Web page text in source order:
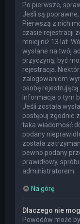
Po pierwsze,
Jeśli są
Pierwszą z nich
czasie rejestracji
mniej niż 13 lat.
wysłane na twój
przyczyną, być
rejestracja.
zalogowaniem
osobę
Informacja o tym
Jeśli została
postępuj zgodnie
taka wiadomość
podany
została
pewno podany
prawidłowy,
administratorem.
Na górę
Dlaczego nie
Powodów może